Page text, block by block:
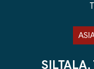
SILTALA,